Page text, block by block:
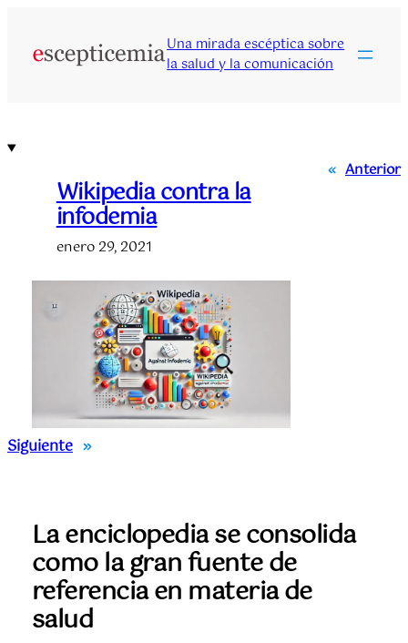
contenido
Una mirada escéptica sobre
la salud y la comunicación
« Anterior
Wikipedia contra la
infodemia
enero 29, 2021
Siguiente »
La enciclopedia se consolida
como la gran fuente de
referencia en materia de
salud